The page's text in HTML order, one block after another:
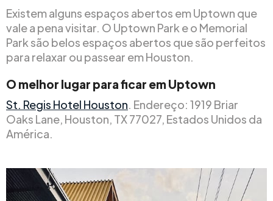
Existem alguns espaços abertos em Uptown que
vale a pena visitar. O Uptown Park e o Memorial
Park são belos espaços abertos que são perfeitos
para relaxar ou passear em Houston.
O melhor lugar para ficar em Uptown
St. Regis Hotel Houston . Endereço: 1919 Briar
Oaks Lane, Houston, TX 77027, Estados Unidos da
América.